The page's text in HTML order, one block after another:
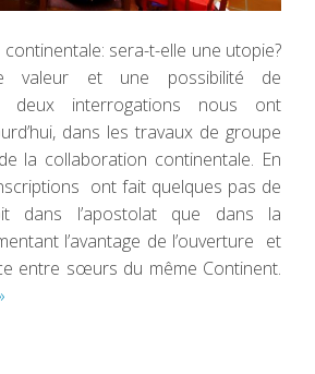
sera-t-elle une utopie?
valeur et une possibilité de
deux interrogations nous ont
dans les travaux de groupe
la collaboration continentale. En
ont fait quelques pas de
dans l’apostolat que dans la
l’avantage de l’ouverture et
entre sœurs du même Continent.